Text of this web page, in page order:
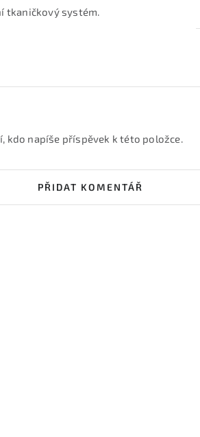
tkaničkový systém.
kdo napíše příspěvek k této položce.
PŘIDAT KOMENTÁŘ